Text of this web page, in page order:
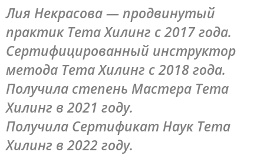
Лия Некрасова — продвинутый
практик Тета Хилинг с 2017 года.
Сертифицированный инструктор
метода Тета Хилинг с 2018 года.
Получила степень Мастера Тета
Хилинг в 2021 году.
Получила Сертификат Наук Тета
Хилинг в 2022 году.